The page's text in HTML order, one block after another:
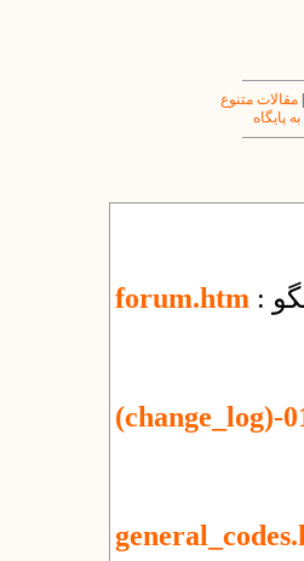
|مقالات متنوع
پایگاه
forum.htm
(change_log)-